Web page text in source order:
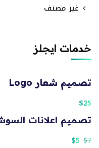
غير مصنف
خدمات ايجلز
تصميم شعار Logo
$25
تصميم اعلانات
$7
$5